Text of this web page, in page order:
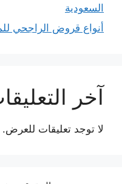
السعودية
أنواع قروض الراجحي
آخر
لا توجد تعليقات للعرض.